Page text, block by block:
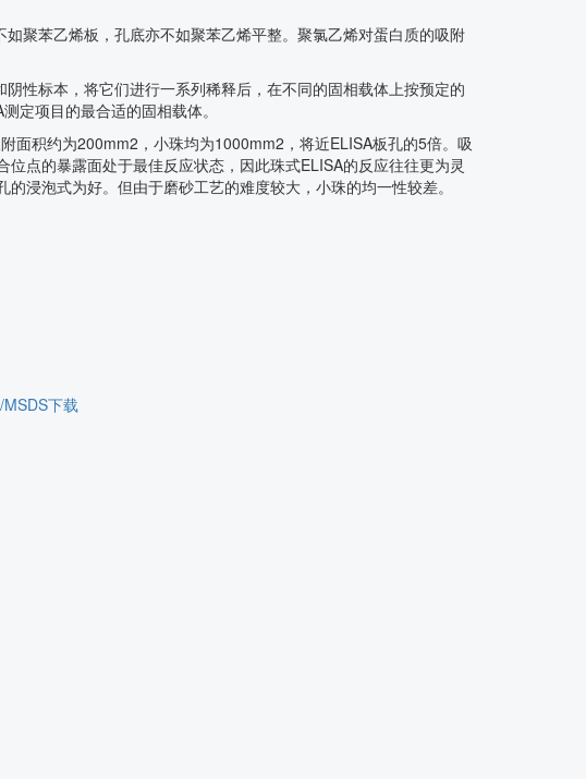
聚苯乙烯板，孔底亦不如聚苯乙烯平整。聚氯乙烯对蛋白质的吸附
性标本，将它们进行一系列稀释后，在不同的固相载体上按预定的
定项目的最合适的固相载体。
面积约为200mm2，小珠均为1000mm2，将近ELISA板孔的5倍。吸
点的暴露面处于最佳反应状态，因此珠式ELISA的反应往往更为灵
浸泡式为好。但由于磨砂工艺的难度较大，小珠的均一性较差。
下载